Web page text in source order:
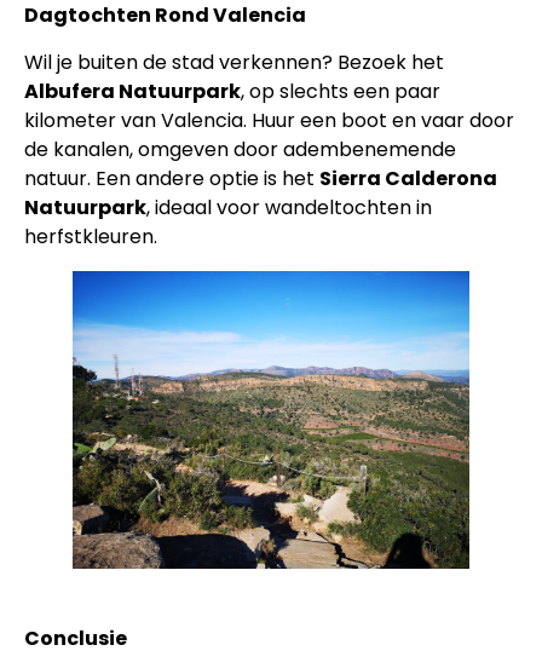
Dagtochten Rond Valencia
Wil je buiten de stad verkennen? Bezoek het
Albufera Natuurpark, op slechts een paar
kilometer van Valencia. Huur een boot en vaar door
de kanalen, omgeven door adembenemende
natuur. Een andere optie is het Sierra Calderona
Natuurpark, ideaal voor wandeltochten in
herfstkleuren.
Conclusie